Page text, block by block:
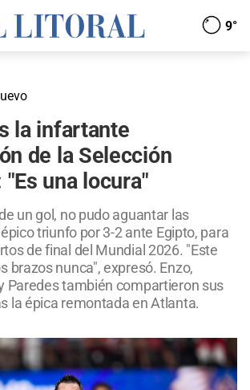
9°
la infartante
de la Selección
una locura"
un gol, no pudo aguantar las
triunfo por 3-2 ante Egipto, para
de final del Mundial 2026. "Este
brazos nunca", expresó. Enzo,
Paredes también compartieron sus
la épica remontada en Atlanta.